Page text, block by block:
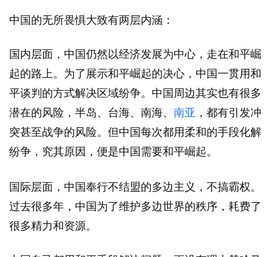
中国的无所畏惧大致有两层内涵：
国内层面，中国仍然以经济发展为中心，走在和平崛
起的路上。为了展示和平崛起的决心，中国一贯用和
平谈判的方式解决区域纷争。中国周边其实也有很多
潜在的风险，半岛、台海、南海、 南亚 ，都有引发冲
突甚至战争的风险。但中国每次都用柔和的手段化解
纷争，究其原因，便是中国需要和平崛起。
国际层面，中国奉行不结盟的多边主义，不搞霸权。
过去很多年，中国为了维护多边世界的秩序，耗费了
很多精力和资源。